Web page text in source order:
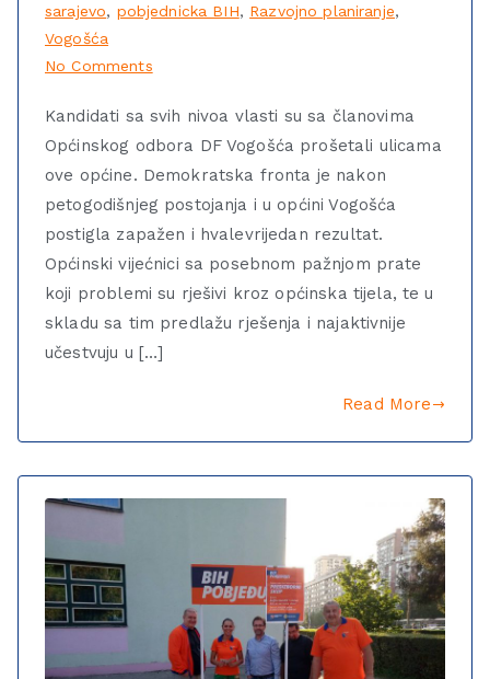
sarajevo, pobjednicka BIH, Razvojno planiranje,
Vogošća
No Comments
Kandidati sa svih nivoa vlasti su sa članovima
Općinskog odbora DF Vogošća prošetali ulicama
ove općine. Demokratska fronta je nakon
petogodišnjeg postojanja i u općini Vogošća
postigla zapažen i hvalevrijedan rezultat.
Općinski vijećnici sa posebnom pažnjom prate
koji problemi su rješivi kroz općinska tijela, te u
skladu sa tim predlažu rješenja i najaktivnije
učestvuju u […]
Read More